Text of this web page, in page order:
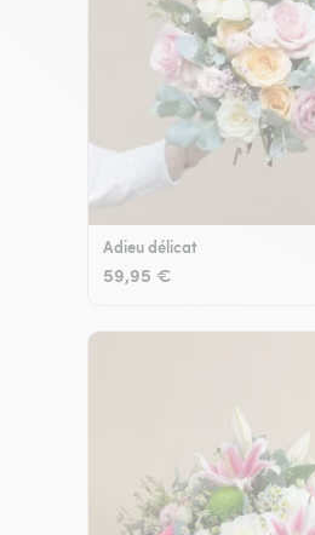
Adieu délicat
59,95 €